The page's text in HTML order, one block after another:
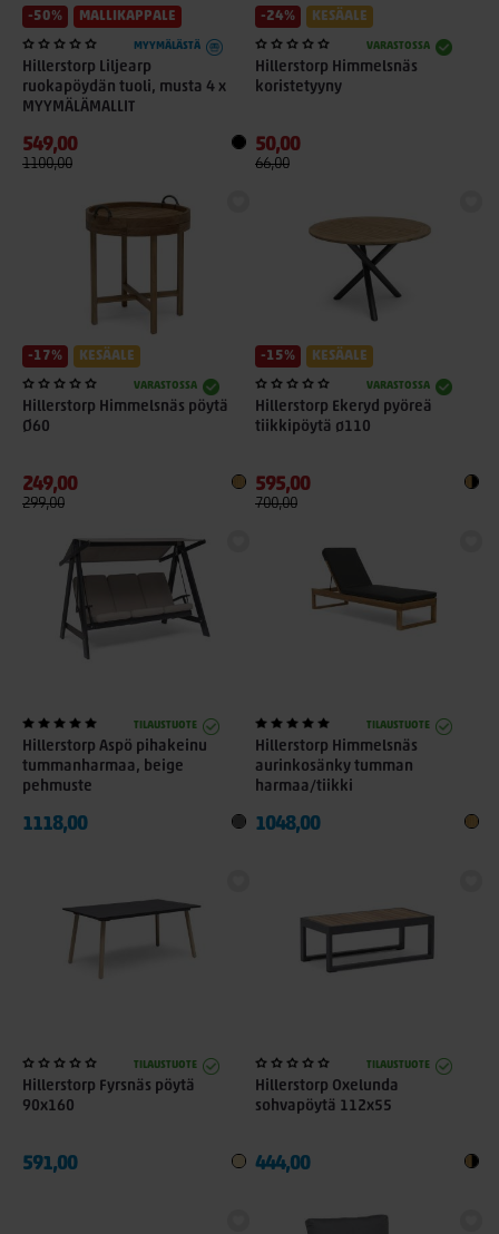
-50% MALLIKAPPALE
MYYMÄLÄSTÄ
Hillerstorp Liljearp
ruokapöydän tuoli, musta 4 x
MYYMÄLÄMALLIT
549,00
1100,00
-24% KESÄALE
VARASTOSSA
Hillerstorp Himmelsnäs
koristetyyny
50,00
66,00
-17% KESÄALE
VARASTOSSA
Hillerstorp Himmelsnäs pöytä
Ø60
249,00
299,00
-15% KESÄALE
VARASTOSSA
Hillerstorp Ekeryd pyöreä
tiikkipöytä ø110
595,00
700,00
TILAUSTUOTE
Hillerstorp Aspö pihakeinu
tummanharmaa, beige
pehmuste
1118,00
TILAUSTUOTE
Hillerstorp Himmelsnäs
aurinkosänky tumman
harmaa/tiikki
1048,00
TILAUSTUOTE
Hillerstorp Fyrsnäs pöytä
90x160
591,00
TILAUSTUOTE
Hillerstorp Oxelunda
sohvapöytä 112x55
444,00